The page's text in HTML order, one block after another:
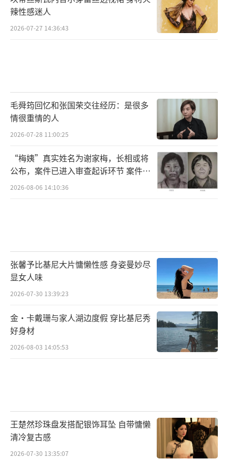
辣性感迷人
2026-07-27 14:36:43
毛舜筠回忆和张国荣交往经历：是很多
情很重情的人
2026-07-28 11:00:25
“梅姨”真实姓名为谢家梅，长相或将
公布，案件已进入审查起诉环节 案件迎
来新进展
2026-08-06 14:10:36
张馨予比基尼大片慵懒性感 身姿曼妙尽
显女人味
2026-07-30 13:39:23
金·卡戴珊与家人湖边度假 穿比基尼秀
好身材
2026-08-03 14:05:53
王楚然珍珠盘发搭配银饰耳坠 自带慵懒
清冷复古感
2026-07-30 13:35:07